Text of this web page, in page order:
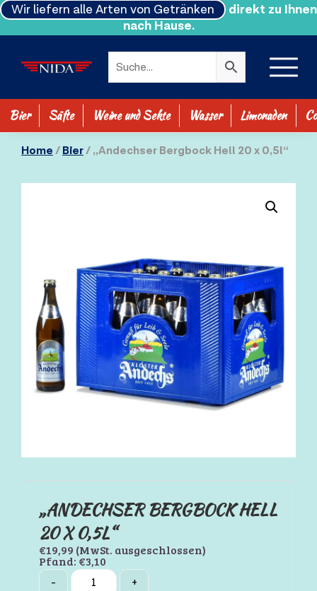
Wir liefern alle Arten von Getränken
direkt zu Ihnen
nach Hause.
SHOP ALLE
Bier Säfte Weine und Sekte Wasser Limonaden
Home/Bier/ „Andechser Bergbock Hell 20 x 0,5l“
„ANDECHSER BERGBOCK HELL
20 X 0,5L“
€19,99 (MwSt. ausgeschlossen)
Pfand:€3,10
Quantity
- +